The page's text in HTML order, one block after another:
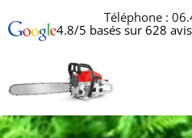
Téléphone :
4.8/5 basés sur 628 avis